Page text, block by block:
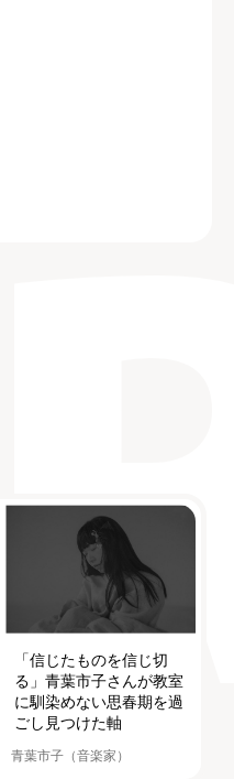
「信じたものを信じ切
る」青葉市子さんが教室
に馴染めない思春期を過
ごし見つけた軸
青葉市子（音楽家）